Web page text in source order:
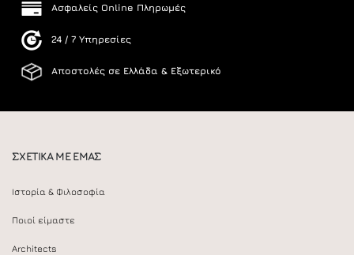
Ασφαλείς Online Πληρωμές
24 / 7 Υπηρεσίες
Αποστολές σε Ελλάδα & Εξωτερικό
ΣΧΕΤΙΚΑ ΜΕ ΕΜΑΣ
Ιστορία & Φιλοσοφία
Ποιοί είμαστε
Architects